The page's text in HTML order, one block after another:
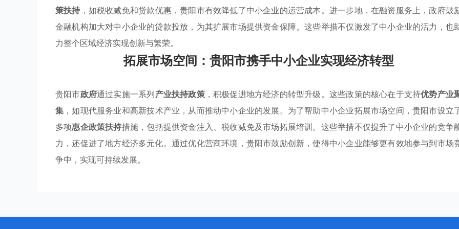
策扶持 ，如税收减免和贷款优惠，贵阳市有效降低了中小企业的运营成本。进一步地，在融资服务上，政府鼓
金融机构加大对中小企业的贷款投放，为其扩展市场提供资金保障。这些举措不仅激发了中小企业的活力，也
力整个区域经济实现创新与繁荣。
拓展市场空间：贵阳市携手中小企业实现经济转型
贵阳市政府通过实施一系列产业扶持政策，积极促进地方经济的转型升级。这些政策的核心在于支持优势产业
集 ，如现代服务业和高新技术产业，从而推动中小企业的发展。为了帮助中小企业拓展市场空间，贵阳市设立
多项惠企政策扶持措施，包括提供资金注入、税收减免及市场拓展培训。这些举措不仅提升了中小企业的竞争
力，还促进了地方经济多元化。通过优化营商环境，贵阳市鼓励创新，使得中小企业能够更有效地参与到市场
争中，实现可持续发展。